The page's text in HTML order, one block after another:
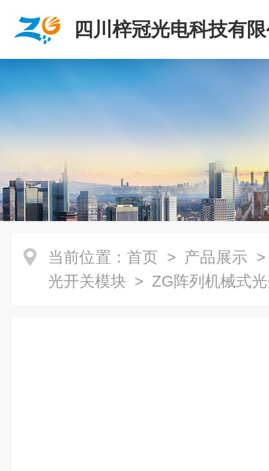
四川梓冠光电科技有
当前位置： 首页 > 产品展示
光开关模块 > ZG阵列机械式